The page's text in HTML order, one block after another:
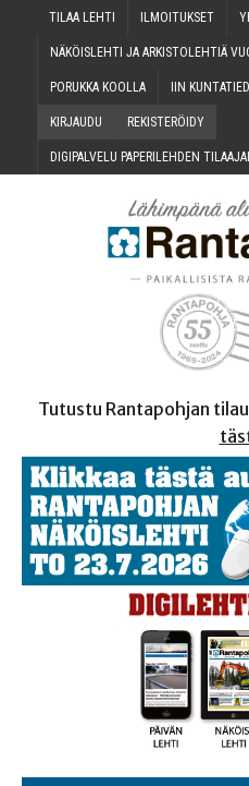
TILAA LEH­TI ILMOI­TUK­SET
NÄKÖIS­LEH­TI JA ARKIS­TO­LEH­TIÄ
PORUK­KA KOOLLA IIN
KIR­JAU­DU REKIS­TE­RÖI­DY
DIGI­PAL­VE­LU PAPE­RI­LEH­DEN
Tutustu Rantapohjan